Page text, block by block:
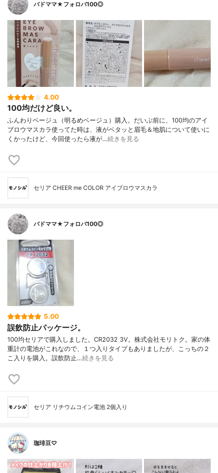
バドママ★フォロバ100◎
4.00
100均だけど良い。
ふんわりベージュ（明るめベージュ）購入。だいぶ前に、100均のアイ
ブロウマスカラ使ってた時は、液がベタッと眉毛＆地肌について使いに
くかったけど、今回使ったら液が…続きを見る
セリア CHEER me COLOR アイブロウマスカラ
バドママ★フォロバ100◎
5.00
誤飲防止パッケージ。
100均セリアで購入しました。CR2032 3V。株式会社モリトク。家の体
重計の電池がこれなので、１つ入りタイプもありましたが、こっちの２
こ入りを購入。誤飲防止…続きを見る
セリア リチウムコイン電池 2個入り
珈琲豆♡